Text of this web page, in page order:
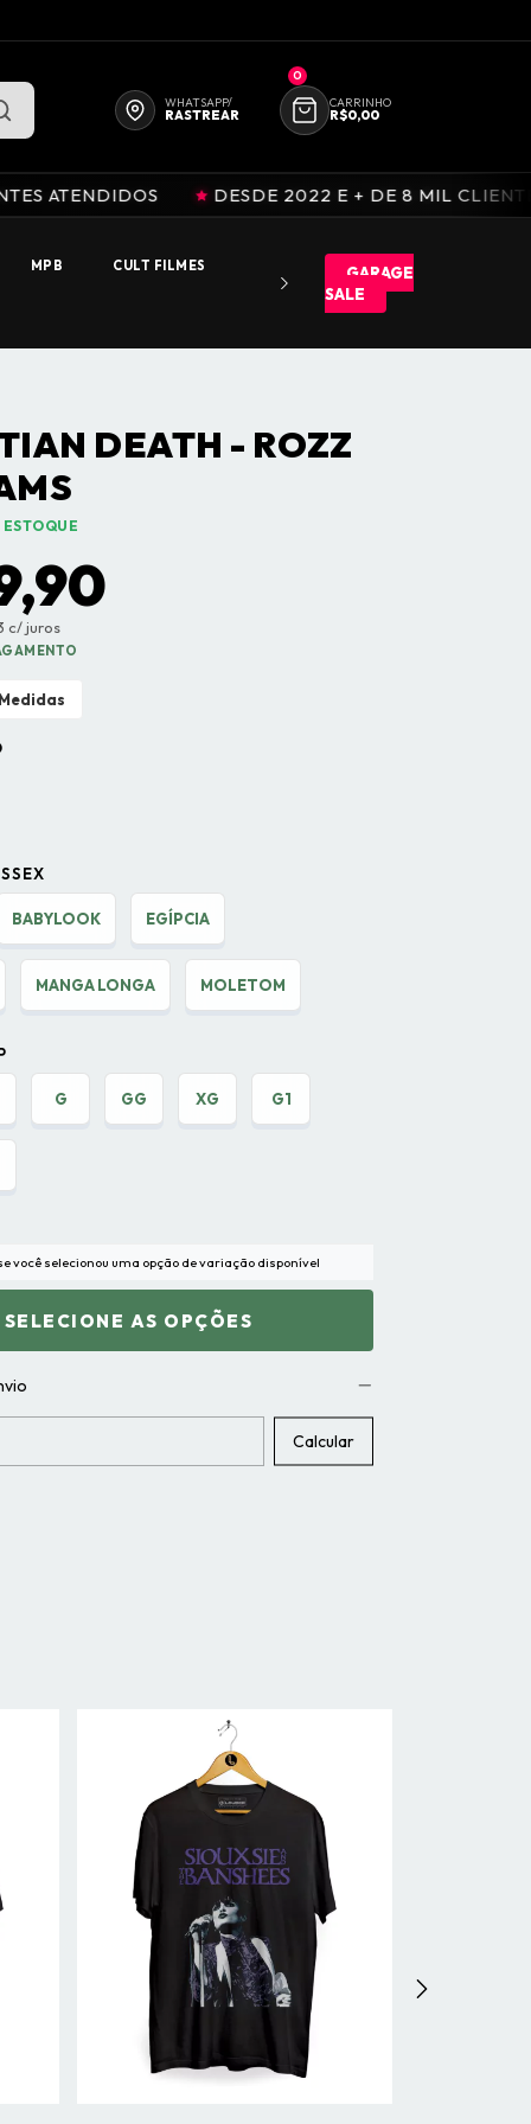
WHATSAPP/
RASTREAR
0
CARRINHO
R$0,00
DESDE 2022 E + DE 8 MIL CLIENTES
MPB CULT FILMES
GARAGE
SALE
DEATH - ROZZ
ESTOQUE
c/ juros
BABYLOOK EGÍPCIA
MANGA LONGA MOLETOM
G GG XG G1
você selecionou uma opção de variação disponível
Calcular